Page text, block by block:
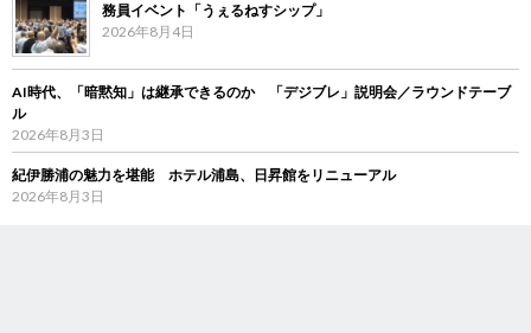
務員イベント「うぇるねすシップ」
2026年8月4日
AI時代、「暗黙知」は継承できるのか 「デジブレ」説明会／ラウンドテーブ
ル
2026年8月3日
紀伊勝浦の魅力を堪能 ホテル浦島、日昇館をリニューアル
2026年8月3日